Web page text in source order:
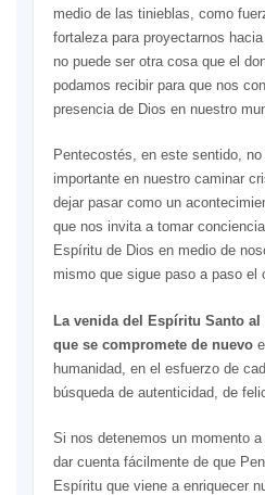
medio de las tinieblas, como
fortaleza para proyectarnos
no puede ser otra cosa que el
podamos recibir para que nos
presencia de Dios en nuestro
Pentecostés, en este sentido,
importante en nuestro caminar
dejar pasar como un
que nos invita a tomar
Espíritu de Dios en medio de
mismo que sigue paso a paso el
La venida del Espíritu Santo
que se compromete de nuevo
humanidad, en el esfuerzo de
búsqueda de autenticidad, de
Si nos detenemos un momento
dar cuenta fácilmente de que
Espíritu que viene a enriquecer